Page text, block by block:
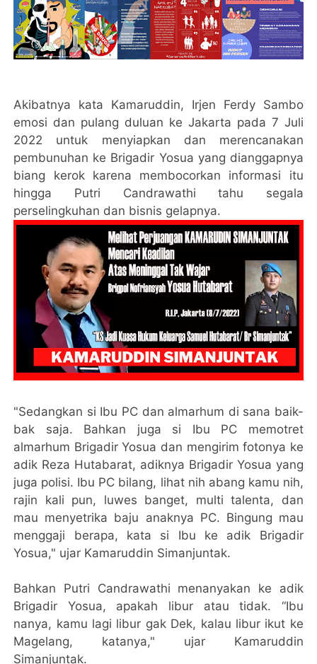
Akibatnya kata Kamaruddin, Irjen Ferdy Sambo
emosi dan pulang duluan ke Jakarta pada 7 Juli
2022 untuk menyiapkan dan merencanakan
pembunuhan ke Brigadir Yosua yang dianggapnya
biang kerok karena membocorkan informasi itu
hingga Putri Candrawathi tahu segala
perselingkuhan dan bisnis gelapnya.
"Sedangkan si Ibu PC dan almarhum di sana baik-
bak saja. Bahkan juga si Ibu PC memotret
almarhum Brigadir Yosua dan mengirim fotonya ke
adik Reza Hutabarat, adiknya Brigadir Yosua yang
juga polisi. Ibu PC bilang, lihat nih abang kamu nih,
rajin kali pun, luwes banget, multi talenta, dan
mau menyetrika baju anaknya PC. Bingung mau
menggaji berapa, kata si Ibu ke adik Brigadir
Yosua," ujar Kamaruddin Simanjuntak.
Bahkan Putri Candrawathi menanyakan ke adik
Brigadir Yosua, apakah libur atau tidak. “Ibu
nanya, kamu lagi libur gak Dek, kalau libur ikut ke
Magelang, katanya," ujar Kamaruddin
Simanjuntak.